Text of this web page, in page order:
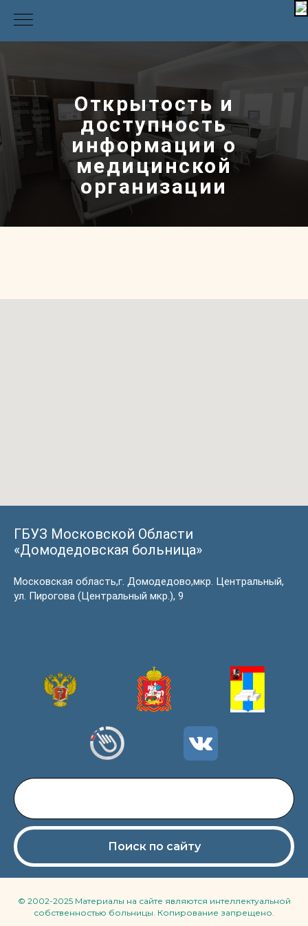
Открытость и
доступность
информации о
медицинской
организации
ГБУЗ Московской Области
«Домодедовская больница»
Московская область,г. Домодедово,мкр. Центральный,
ул. Пирогова (Центральный мкр.), 9
Поиск по сайту
© 2002-2025 Материалы на сайте являются интеллектуальной
собственностью больницы. Копирование запрещено.